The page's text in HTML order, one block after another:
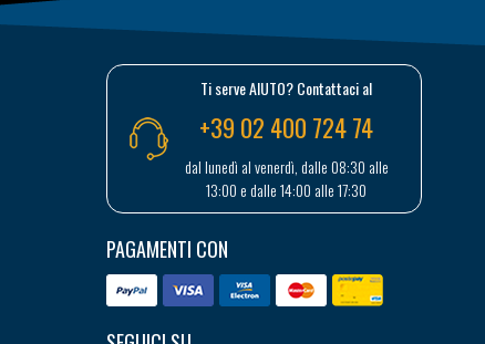
Ti serve AIUTO? Contattaci al
+39 02 400 724 74
dal lunedì al venerdì, dalle 08:30 alle
13:00 e dalle 14:00 alle 17:30
PAGAMENTI CON